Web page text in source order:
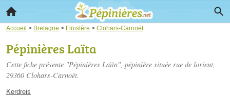
Accueil > Bretagne > Finistère > Clohars-Carnoët
Pépinières Laïta
Cette fiche présente "Pépinières Laïta", pépinière située rue de lorient,
29360 Clohars-Carnoët.
Kerdreis